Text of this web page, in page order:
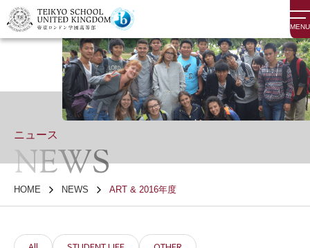
MENU
ニュース
NEWS
HOME NEWS ART & 2016年度